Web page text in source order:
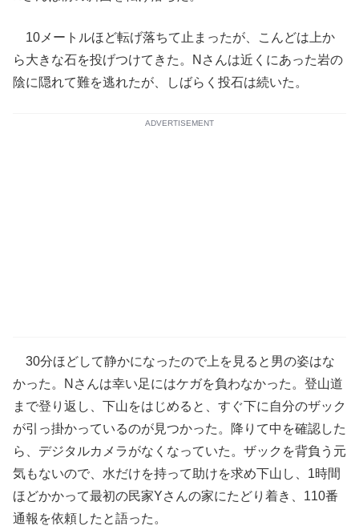
10メートルほど転げ落ちて止まったが、こんどは上か
ら大きな石を投げつけてきた。Nさんは近くにあった岩の
陰に隠れて難を逃れたが、しばらく投石は続いた。
ADVERTISEMENT
30分ほどして静かになったので上を見ると男の姿はな
かった。Nさんは幸い足にはケガを負わなかった。登山道
まで登り返し、下山をはじめると、すぐ下に自分のザック
が引っ掛かっているのが見つかった。降りて中を確認した
ら、デジタルカメラがなくなっていた。ザックを背負う元
気もないので、水だけを持って助けを求め下山し、1時間
ほどかかって最初の民家Yさんの家にたどり着き、110番
通報を依頼したと語った。